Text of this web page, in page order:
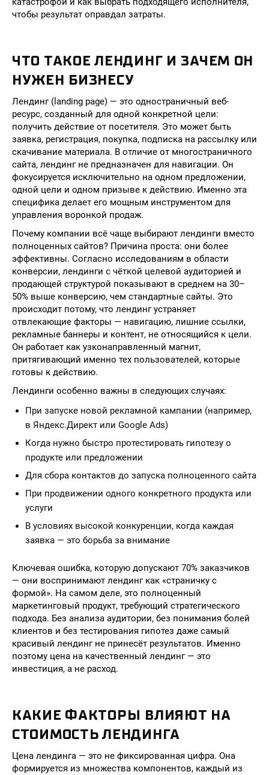
чтобы результат оправдал затраты.
ЧТО ТАКОЕ ЛЕНДИНГ И ЗАЧЕМ ОН
НУЖЕН БИЗНЕСУ
Лендинг (landing page) — это одностраничный веб-
ресурс, созданный для одной конкретной цели:
получить действие от посетителя. Это может быть
заявка, регистрация, покупка, подписка на рассылку или
скачивание материала. В отличие от многостраничного
сайта, лендинг не предназначен для навигации. Он
фокусируется исключительно на одном предложении,
одной цели и одном призыве к действию. Именно эта
специфика делает его мощным инструментом для
управления воронкой продаж.
Почему компании всё чаще выбирают лендинги вместо
полноценных сайтов? Причина проста: они более
эффективны. Согласно исследованиям в области
конверсии, лендинги с чёткой целевой аудиторией и
продающей структурой показывают в среднем на 30–
50% выше конверсию, чем стандартные сайты. Это
происходит потому, что лендинг устраняет
отвлекающие факторы — навигацию, лишние ссылки,
рекламные баннеры и контент, не относящийся к цели.
Он работает как узконаправленный магнит,
притягивающий именно тех пользователей, которые
готовы к действию.
Лендинги особенно важны в следующих случаях:
При запуске новой рекламной кампании (например,
в Яндекс.Директ или Google Ads)
Когда нужно быстро протестировать гипотезу о
продукте или предложении
Для сбора контактов до запуска полноценного сайта
При продвижении одного конкретного продукта или
услуги
В условиях высокой конкуренции, когда каждая
заявка — это борьба за внимание
Ключевая ошибка, которую допускают 70% заказчиков
— они воспринимают лендинг как «страничку с
формой». На самом деле, это полноценный
маркетинговый продукт, требующий стратегического
подхода. Без анализа аудитории, без понимания болей
клиентов и без тестирования гипотез даже самый
красивый лендинг не принесёт результатов. Именно
поэтому цена на качественный лендинг — это
инвестиция, а не расход.
КАКИЕ ФАКТОРЫ ВЛИЯЮТ НА
СТОИМОСТЬ ЛЕНДИНГА
Цена лендинга — это не фиксированная цифра. Она
формируется из множества компонентов, каждый из